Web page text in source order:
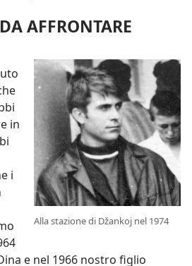
AFFRONTARE
Alla stazione di Džankoj nel 1974
in
i
e nel 1966 nostro figlio